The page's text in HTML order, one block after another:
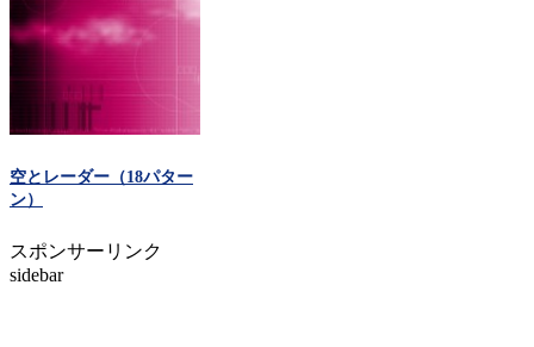
空とレーダー（18パター
ン）
スポンサーリンク
sidebar